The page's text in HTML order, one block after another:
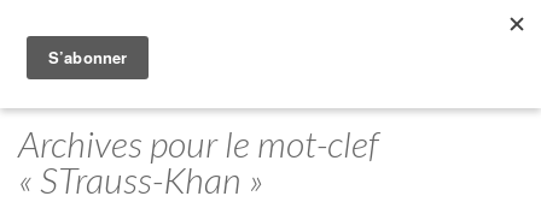
Archives pour le mot-clef
« STrauss-Khan »